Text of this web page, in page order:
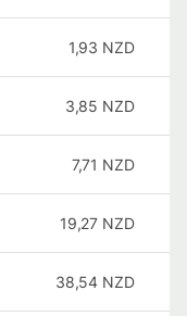
1,93 NZD
3,85 NZD
7,71 NZD
19,27 NZD
38,54 NZD